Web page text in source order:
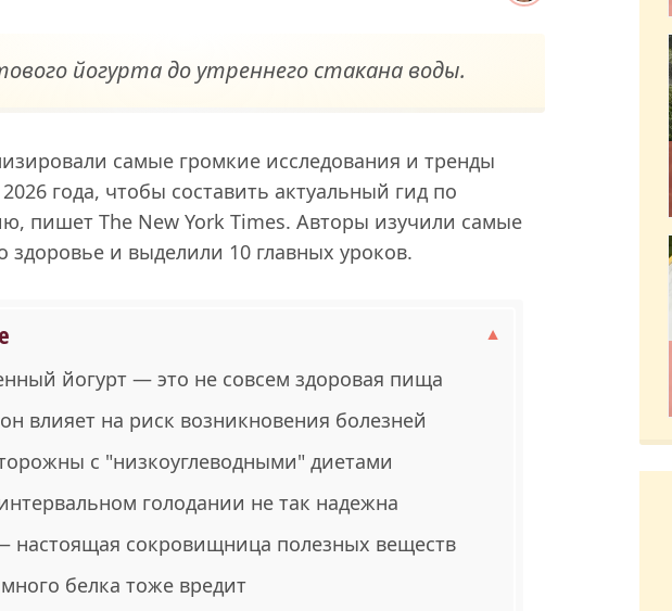
йогурта до утреннего стакана воды.
самые громкие исследования и тренды
года, чтобы составить актуальный гид по
пишет The New York Times. Авторы изучили самые
здоровье и выделили 10 главных уроков.
йогурт — это не совсем здоровая пища
влияет на риск возникновения болезней
с "низкоуглеводными" диетами
голодании не так надежна
настоящая сокровищница полезных веществ
белка тоже вредит